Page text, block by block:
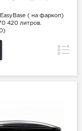
( на фаркоп)
420 литров.